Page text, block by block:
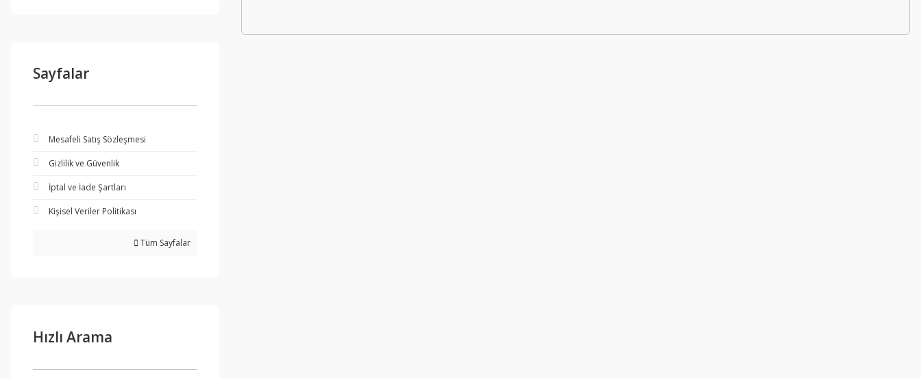
Sayfalar
Mesafeli Satış Sözleşmesi
Gizlilik ve Güvenlik
İptal ve İade Şartları
Kişisel Veriler Politikası
Tüm Sayfalar
Hızlı Arama